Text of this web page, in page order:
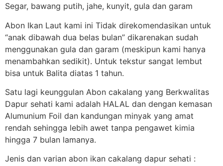
Segar, bawang putih, jahe, kunyit, gula dan garam
Abon Ikan Laut kami ini Tidak direkomendasikan untuk
“anak dibawah dua belas bulan” dikarenakan sudah
menggunakan gula dan garam (meskipun kami hanya
menambahkan sedikit). Untuk tekstur sangat lembut
bisa untuk Balita diatas 1 tahun.
Satu lagi keunggulan Abon cakalang yang Berkwalitas
Dapur sehati kami adalah HALAL dan dengan kemasan
Alumunium Foil dan kandungan minyak yang amat
rendah sehingga lebih awet tanpa pengawet kimia
hingga 7 bulan lamanya.
Jenis dan varian abon ikan cakalang dapur sehati :